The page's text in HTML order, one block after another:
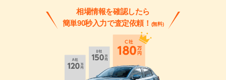
相場情報を確認したら
簡単90秒入力で査定依頼！ (無料)